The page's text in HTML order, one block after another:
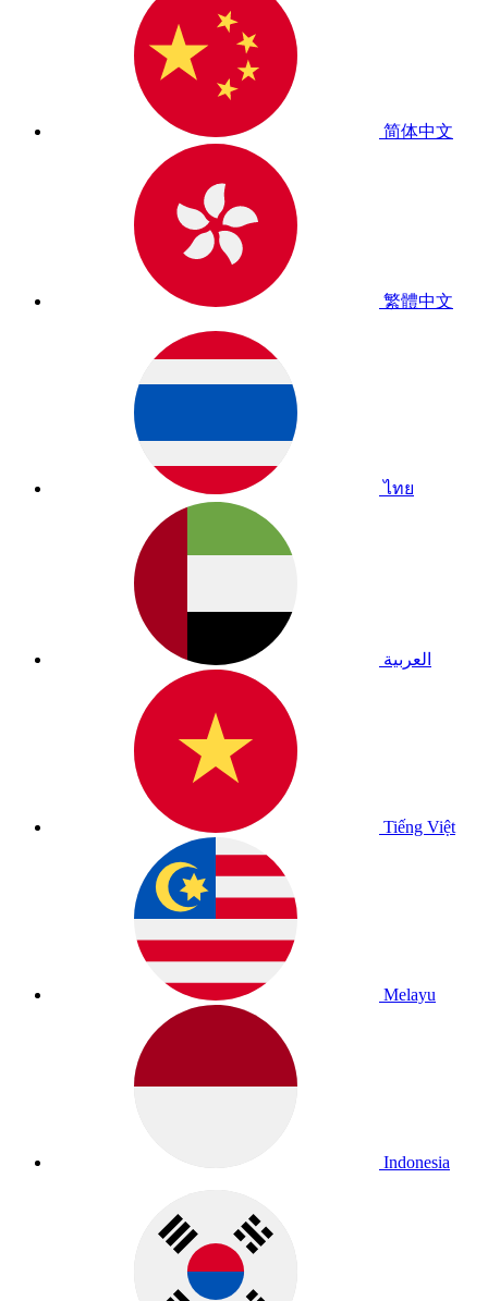
简体中文
繁體中文
ไทย
العربية
Tiếng Việt
Melayu
Indonesia